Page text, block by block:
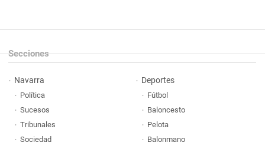
Secciones
Navarra
Política
Sucesos
Tribunales
Sociedad
Deportes
Fútbol
Baloncesto
Pelota
Balonmano